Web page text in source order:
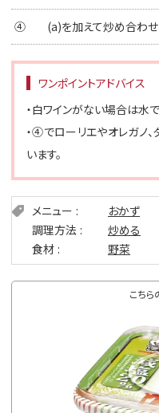
④ (a)を加えて炒め合わせ
ワンポイントアドバイス
・白ワインがない場合は水で
・④でローリエやオレガノ
います。
メニュー
おかず
調理方法
炒める
食材
野菜
こち